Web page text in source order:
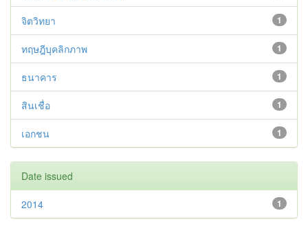
1
จิตวิทยา
1
ทฤษฎีบุคลิกภาพ
1
ธนาคาร
1
สินเชื่อ
1
เอกชน
Date issued
1
2014